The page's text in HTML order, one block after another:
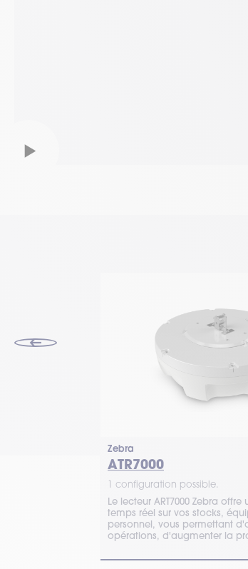
Zebra
ATR7000
1 configuration possible.
Le lecteur ART7000 Zebra offre
temps réel sur vos stocks,
personnel, vous permettant
opérations, d'augmenter la
client.